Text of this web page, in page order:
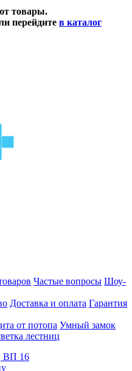
товары.
перейдите в каталог
Частые вопросы Шоу-
Доставка и оплата Гарантия
от потопа Умный замок
лестниц
ВП 16